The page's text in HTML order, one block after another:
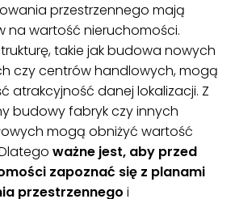
przestrzennego mają
na wartość nieruchomości.
takie jak budowa nowych
czy centrów handlowych, mogą
atrakcyjność danej lokalizacji. Z
budowy fabryk czy innych
mogą obniżyć wartość
ważne jest, aby przed
zapoznać się z planami
przestrzennego i